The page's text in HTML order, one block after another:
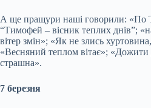
А ще пращури наші говорили: «По
“Тимофей – вісник теплих днів”;
вітер змін»; «Як не злись
«Весняний теплом вітає»;
страшна».
7 березня